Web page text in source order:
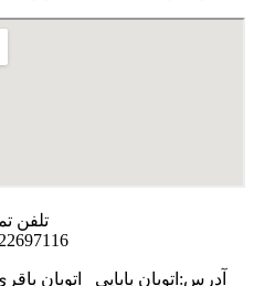
تلفن
آدرس:اتوبان بابایی _اتوبان